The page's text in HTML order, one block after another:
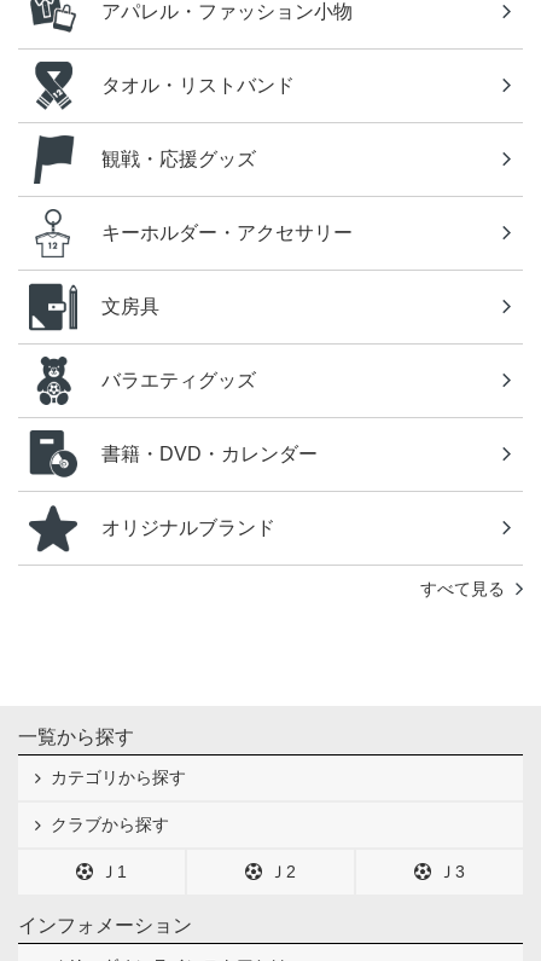
アパレル・ファッション小物
タオル・リストバンド
観戦・応援グッズ
キーホルダー・アクセサリー
文房具
バラエティグッズ
書籍・DVD・カレンダー
オリジナルブランド
すべて見る
一覧から探す
カテゴリから探す
クラブから探す
Ｊ1 Ｊ2 Ｊ3
インフォメーション